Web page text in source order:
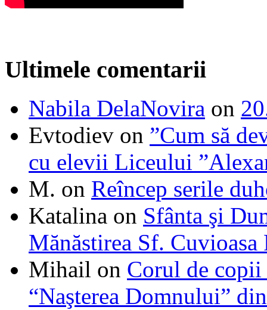
Ultimele comentarii
Nabila DelaNovira on
Evtodiev on ”Cum să
cu elevii Liceului
M. on Reîncep serile
Katalina on Sfânta şi
Mănăstirea Sf. Cuvioasa
Mihail on Corul de
“Naşterea Domnului”